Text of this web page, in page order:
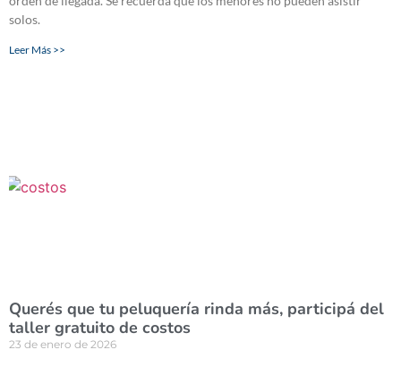
solos.
Leer Más >>
Querés que tu peluquería rinda más, participá del
taller gratuito de costos
23 de enero de 2026